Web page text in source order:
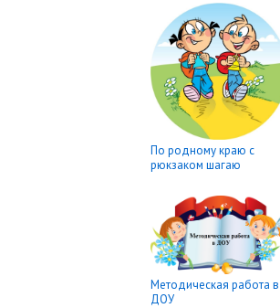
По родному краю с
рюкзаком шагаю
Методическая работа в
ДОУ